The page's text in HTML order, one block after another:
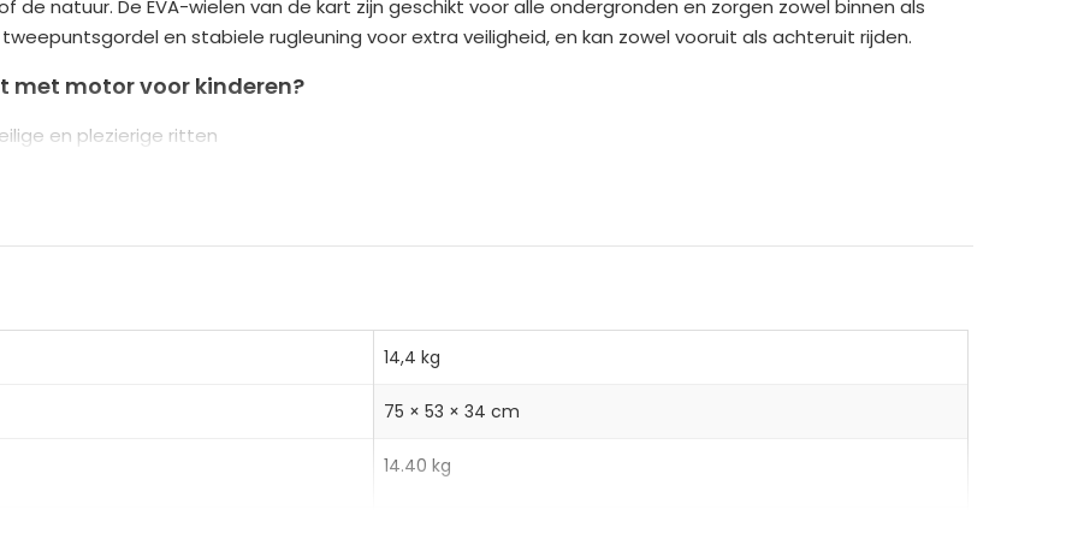
n
a
t
natuur. De EVA-wielen van de kart zijn geschikt voor alle ondergronden en zorgen zowel binnen als
en stabiele rugleuning voor extra veiligheid, en kan zowel vooruit als achteruit rijden.
met motor voor kinderen?
en plezierige ritten
14,4 kg
75 × 53 × 34 cm
14.40 kg